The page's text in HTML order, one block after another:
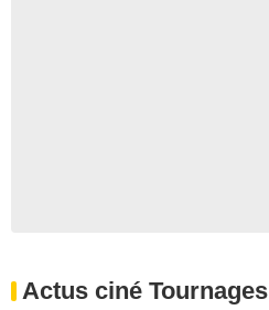
Actus ciné Tournages